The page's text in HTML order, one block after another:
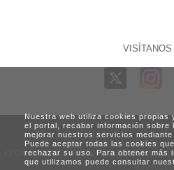
VISÍTANOS
C/ Generalitat, 3. 08960 Sant Just Desvern
Nuestra web utiliza cookies
el portal, recabar información sobre
mejorar nuestros servicios
Puede aceptar todas las cookies
rechazar su uso. Para obtener más
que utilizamos puede consultar